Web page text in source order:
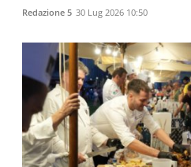
Redazione 5 30 Lug 2026 10:50